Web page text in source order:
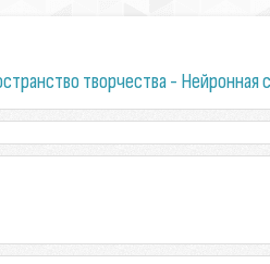
творчества - Нейронная